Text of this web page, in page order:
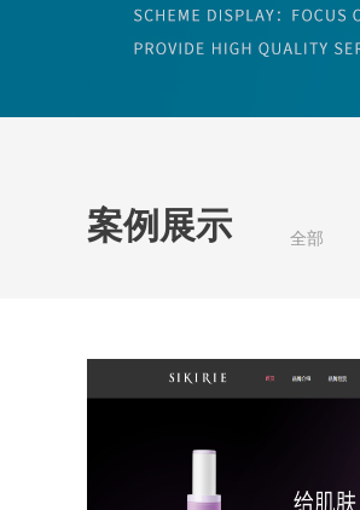
案例展示 全部